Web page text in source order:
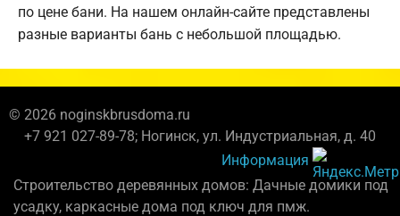
по цене бани. На нашем онлайн-сайте представлены
разные варианты бань с небольшой площадью.
© 2026 noginskbrusdoma.ru
+7 921 027-89-78; Ногинск, ул. Индустриальная, д. 40
Информация
Строительство деревянных домов: Дачные домики под
усадку, каркасные дома под ключ для пмж.